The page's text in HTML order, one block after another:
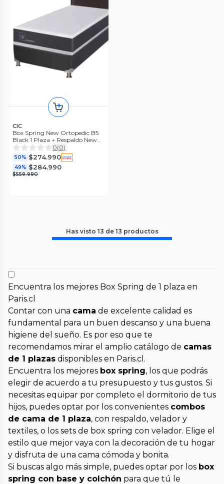
CIC
Box Spring New Ortopedic B5
Black 1 Plaza + Respaldo New
Munich Sin Textil
0(0)
50% $274.990
49% $284.990
$559.990
Has visto 13 de 13 productos
Encuentra los mejores Box Spring de 1 plaza en
Paris.cl
Contar con una cama de excelente calidad es
fundamental para un buen descanso y una buena
higiene del sueño. Es por eso que te
recomendamos mirar el amplio catálogo de camas
de 1 plazas disponibles en Paris.cl.
Encuentra los mejores box spring, los que podrás
elegir de acuerdo a tu presupuesto y tus gustos. Si
necesitas equipar por completo el dormitorio de tus
hijos, puedes optar por los convenientes combos
de cama de 1 plaza, con respaldo, velador y
textiles, o los sets de box spring con velador. Elige el
estilo que mejor vaya con la decoración de tu hogar
y disfruta de una cama cómoda y bonita.
Si buscas algo más simple, puedes optar por los box
spring con base y colchón para que tú le